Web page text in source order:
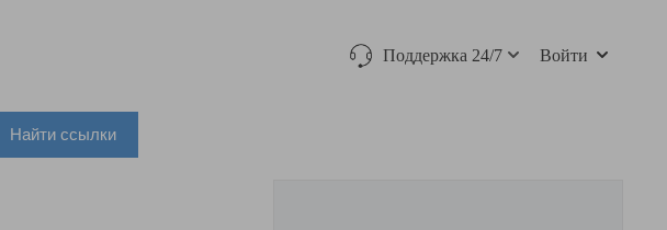
Поддержка 24/7 Войти
Найти ссылки